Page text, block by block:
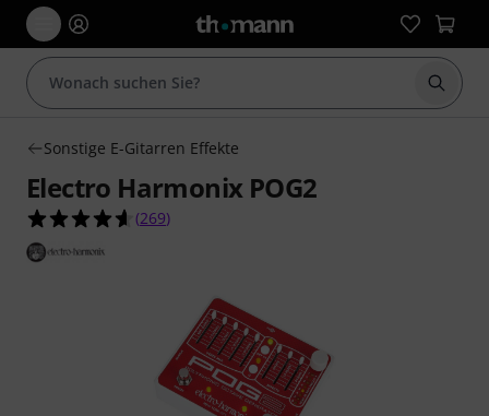
Suche
Sonstige E-Gitarren Effekte
Electro Harmonix POG2
4.6 von 5 Sternen aus 269 Kundenbewertungen
(269)